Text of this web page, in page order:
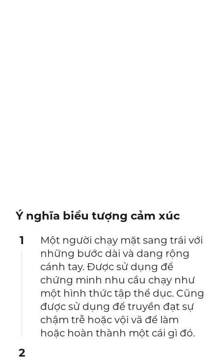
Ý nghĩa biểu tượng cảm xúc
1
Một người chạy mặt sang trái với
những bước dài và dang rộng
cánh tay. Được sử dụng để
chứng minh nhu cầu chạy như
một hình thức tập thể dục. Cũng
được sử dụng để truyền đạt sự
chậm trễ hoặc vội vã để làm
hoặc hoàn thành một cái gì đó.
2